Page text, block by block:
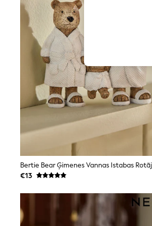
Shorts
Joggers
adidas
Nike
All Girls Schoolwear
Shoes
Dresses
Trousers
Skirts
Shirts
Polo Shirts
Cardigans
Coats & Jackets
Underwear
Socks & Tights
Multipacks
All Girls Sports & Swimwear
Swimwear
Leggings
Bertie Bear Ģimenes Vannas Istabas
€13